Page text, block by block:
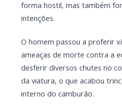
ativa, que incluiu chutes
Mais dois trechos são
pavimentação no